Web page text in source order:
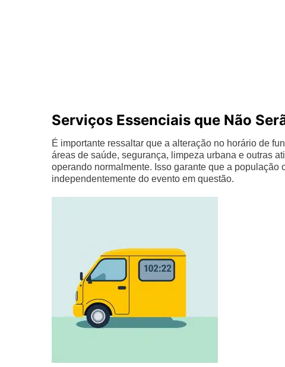
Serviços Essenciais que Não
É importante ressaltar que a alteração no horário de
áreas de saúde, segurança, limpeza urbana e outras
operando normalmente. Isso garante que a
independentemente do evento em questão.